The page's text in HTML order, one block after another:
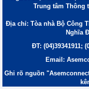
Trung tâm Thông
Địa chỉ: Tòa nhà Bộ Công
Nghĩa
ĐT: (04)39341911;
Email:
Ghi rõ nguồn